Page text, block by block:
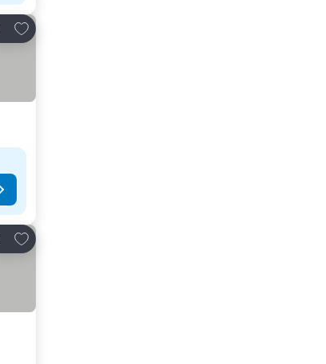
Lisää suosikkeihin
Lisää suosikkeihin